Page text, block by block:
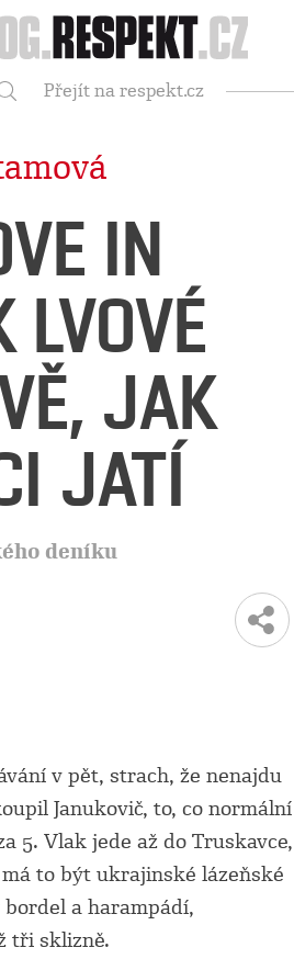
Respekt
Přejít na respekt.cz
IN
JAK
JATÍ
deníku
v pět, strach, že nenajdu
Janukovič, to, co normální
5. Vlak jede až do Truskavce,
to být ukrajinské lázeňské
a harampádí,
tři sklizně.